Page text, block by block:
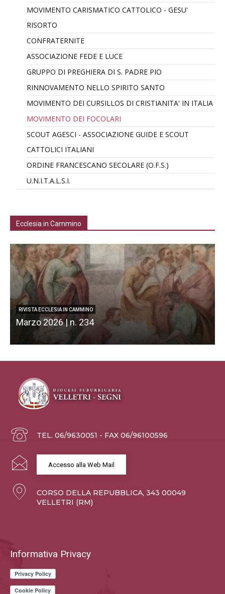
MOVIMENTO CARISMATICO CATTOLICO - GESU'
RISORTO
CONFRATERNITE
ASSOCIAZIONE FEDE E LUCE
GRUPPO DI PREGHIERA DI S. PADRE PIO
RINNOVAMENTO NELLO SPIRITO SANTO
MOVIMENTO DEI CURSILLOS DI CRISTIANITA' IN ITALIA
MOVIMENTO DEI FOCOLARI
SCOUT AGESCI - ASSOCIAZIONE GUIDE E SCOUT
CATTOLICI ITALIANI
ORDINE FRANCESCANO SECOLARE (O.F.S.)
U.N.I.T.A.L.S.I.
Ecclesia in Cammino
RIVISTA ECCLESIA IN CAMMINO
Marzo 2026 | n. 234
TEL. 06/9630051 - FAX 06/96100596
Accesso alla Web Mail
CORSO DELLA REPUBBLICA, 343 00049
VELLETRI (RM)
Informativa Privacy